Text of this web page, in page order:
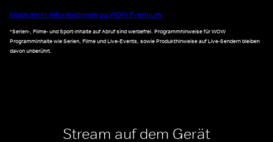
Noch mehr Informationen zu WOW Premium
*Serien-, Filme- und Sport-Inhalte auf Abruf sind werbefrei. Programmhinweise für WOW
Programminhalte wie Serien, Filme und Live-Events, sowie Produkthinweise auf Live-Sendern bleiben
davon unberührt.
Stream auf dem Gerät